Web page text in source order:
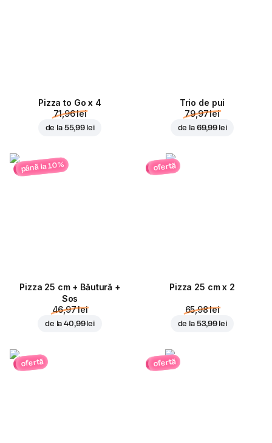
Pizza to Go x 4
71,96 lei
de la 55,99 lei
Trio de pui
79,97 lei
de la 69,99 lei
până la 10%
Pizza 25 cm + Băutură +
Sos
46,97 lei
de la40,99 lei
ofertă
Pizza 25 cm x 2
65,98 lei
de la 53,99 lei
ofertă ofertă